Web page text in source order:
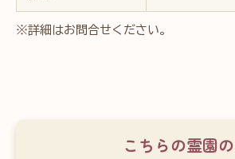
※詳細はお問合せください。
こちらの霊園の